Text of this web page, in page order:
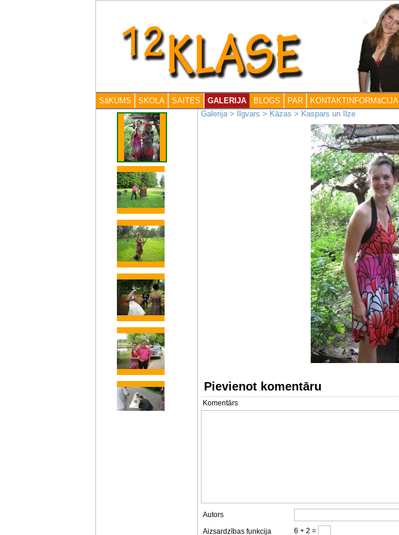
SāKUMS SKOLA SAITES GALERIJA BLOGS PAR KONTAKTINFORMāCIJA
Galerija> Ilgvars > Kāzas > Kaspars un Ilze
Pievienot komentāru
Komentārs
Autors
Aizsardzības funkcija
6 + 2 =